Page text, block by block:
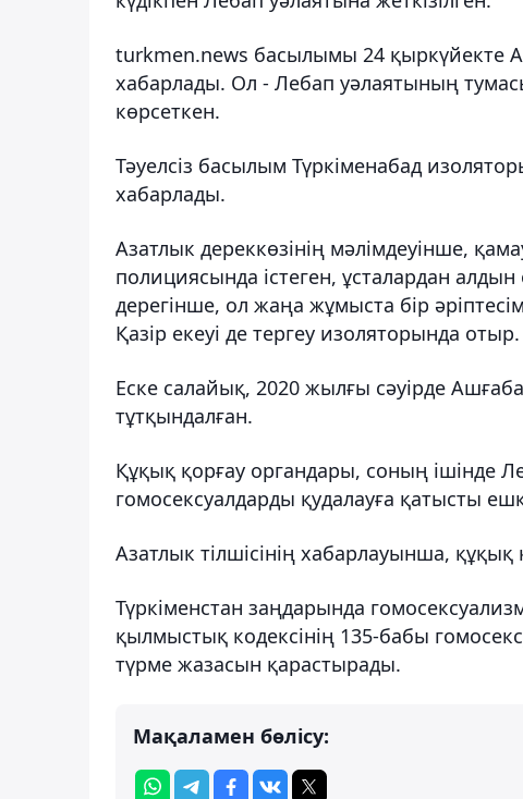
turkmen.news басылымы 24 қыркүйекте
хабарлады. Ол - Лебап уәлаятының
көрсеткен.
Тәуелсіз басылым Түркіменабад
хабарлады.
Азатлык дереккөзінің мәлімдеуінше,
полициясында істеген, ұсталардан
дерегінше, ол жаңа жұмыста бір
Қазір екеуі де тергеу изоляторында отыр.
Еске салайық, 2020 жылғы сәуірде
тұтқындалған.
Құқық қорғау органдары, соның ішінде
гомосексуалдарды қудалауға қатысты
Азатлык тілшісінің хабарлауынша,
Түркіменстан заңдарында
қылмыстық кодексінің 135-бабы
түрме жазасын қарастырады.
Мақаламен бөлісу: